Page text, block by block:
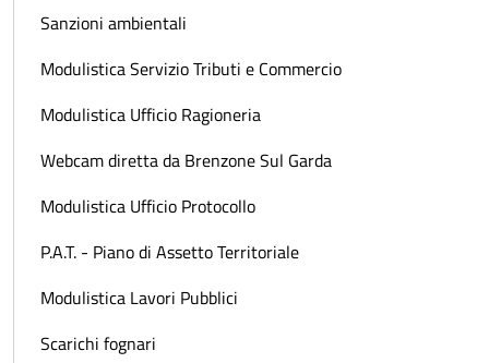
Sanzioni ambientali
Modulistica Servizio Tributi e Commercio
Modulistica Ufficio Ragioneria
Webcam diretta da Brenzone Sul Garda
Modulistica Ufficio Protocollo
P.A.T. - Piano di Assetto Territoriale
Modulistica Lavori Pubblici
Scarichi fognari